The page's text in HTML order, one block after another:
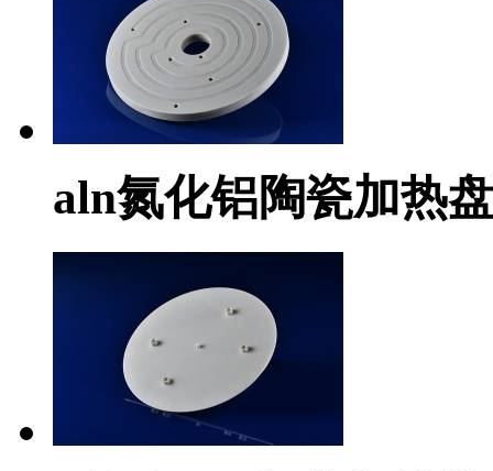
aln氮化铝陶瓷加热